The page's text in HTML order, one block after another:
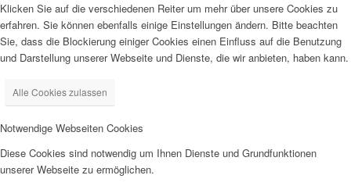
Klicken Sie auf die verschiedenen Reiter um mehr über unsere Cookies zu
erfahren. Sie können ebenfalls einige Einstellungen ändern. Bitte beachten
Sie, dass die Blockierung einiger Cookies einen Einfluss auf die Benutzung
und Darstellung unserer Webseite und Dienste, die wir anbieten, haben kann.
Alle Cookies zulassen
Notwendige Webseiten Cookies
Diese Cookies sind notwendig um Ihnen Dienste und Grundfunktionen
unserer Webseite zu ermöglichen.